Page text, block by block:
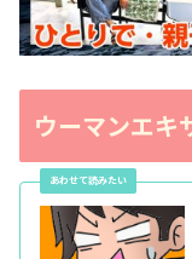
ウーマンエキ